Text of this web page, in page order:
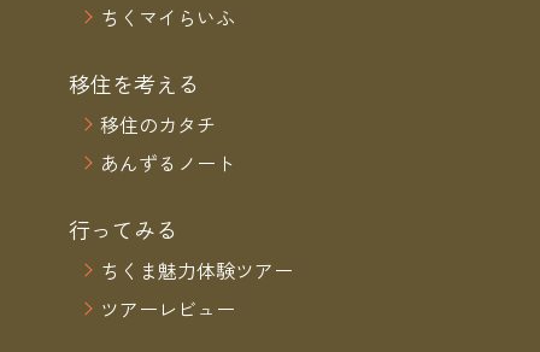
ちくマイらいふ
移住を考える
移住のカタチ
あんずるノート
行ってみる
ちくま魅力体験ツアー
ツアーレビュー